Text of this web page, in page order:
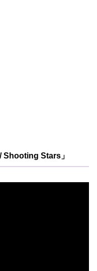
Shooting Stars」